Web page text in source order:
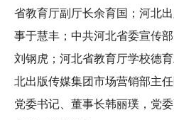
省教育厅副厅长余育国；河北
事于慧丰；中共河北省委宣传
刘钢虎；河北省教育厅学校德
北出版传媒集团市场营销部主
党委书记、董事长韩丽璞，党